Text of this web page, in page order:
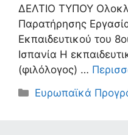
ΔΕΛΤΙΟ ΤΥΠΟΥ
Παρατήρησης
Εκπαιδευτικού του
Ισπανία Η
(φιλόλογος) …
Κατηγορίες
Ευρωπαϊκά